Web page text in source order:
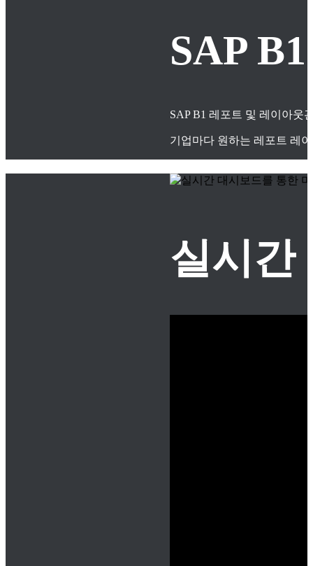
SAP
SAP B1 레포트 및 레이아웃
기업마다 원하는 레포트 레
실시간